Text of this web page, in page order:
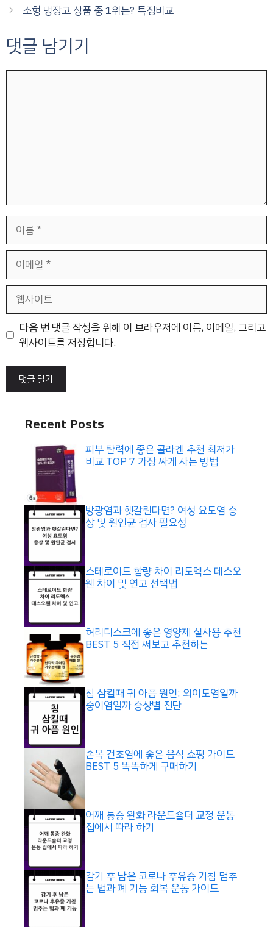
소형 냉장고 상품 중 1위는? 특징비교
댓글 남기기
일
트
다음 번 댓글 작성을 위해 이 브라우저에 이름, 이메일, 그리고
웹사이트를 저장합니다.
Recent Posts
피부 탄력에 좋은 콜라겐 추천 최저가
비교 TOP 7 가장 싸게 사는 방법
방광염과 헷갈린다면? 여성 요도염 증
상 및 원인균 검사 필요성
스테로이드 함량 차이 리도멕스 데스오
웬 차이 및 연고 선택법
허리디스크에 좋은 영양제 실사용 추천
BEST 5 직접 써보고 추천하는
침 삼킬때 귀 아픔 원인: 외이도염일까
중이염일까 증상별 진단
손목 건초염에 좋은 음식 쇼핑 가이드
BEST 5 똑똑하게 구매하기
어깨 통증 완화 라운드숄더 교정 운동
집에서 따라 하기
감기 후 남은 코로나 후유증 기침 멈추
는 법과 폐 기능 회복 운동 가이드